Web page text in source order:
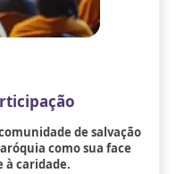
de salvação
como sua face
à caridade.